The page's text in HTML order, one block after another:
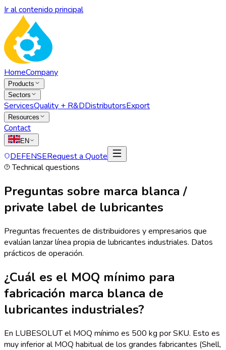
Ir al contenido principal
HomeCompany
Products
Sectors
ServicesQuality + R&DDistributorsExport
Resources
Contact
EN
DEFENSERequest a Quote
Technical questions
Preguntas sobre marca blanca /
private label de lubricantes
Preguntas frecuentes de distribuidores y empresarios que
evalúan lanzar línea propia de lubricantes industriales. Datos
prácticos de operación.
¿Cuál es el MOQ mínimo para
fabricación marca blanca de
lubricantes industriales?
En LUBESOLUT el MOQ mínimo es 500 kg por SKU. Esto es
muy inferior al MOQ habitual de los grandes fabricantes (Shell,